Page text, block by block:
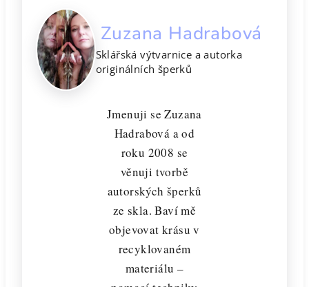
Zuzana Hadrabová
Sklářská výtvarnice a autorka
originálních šperků
Jmenuji se Zuzana
Hadrabová a od
roku 2008 se
věnuji tvorbě
autorských šperků
ze skla. Baví mě
objevovat krásu v
recyklovaném
materiálu –